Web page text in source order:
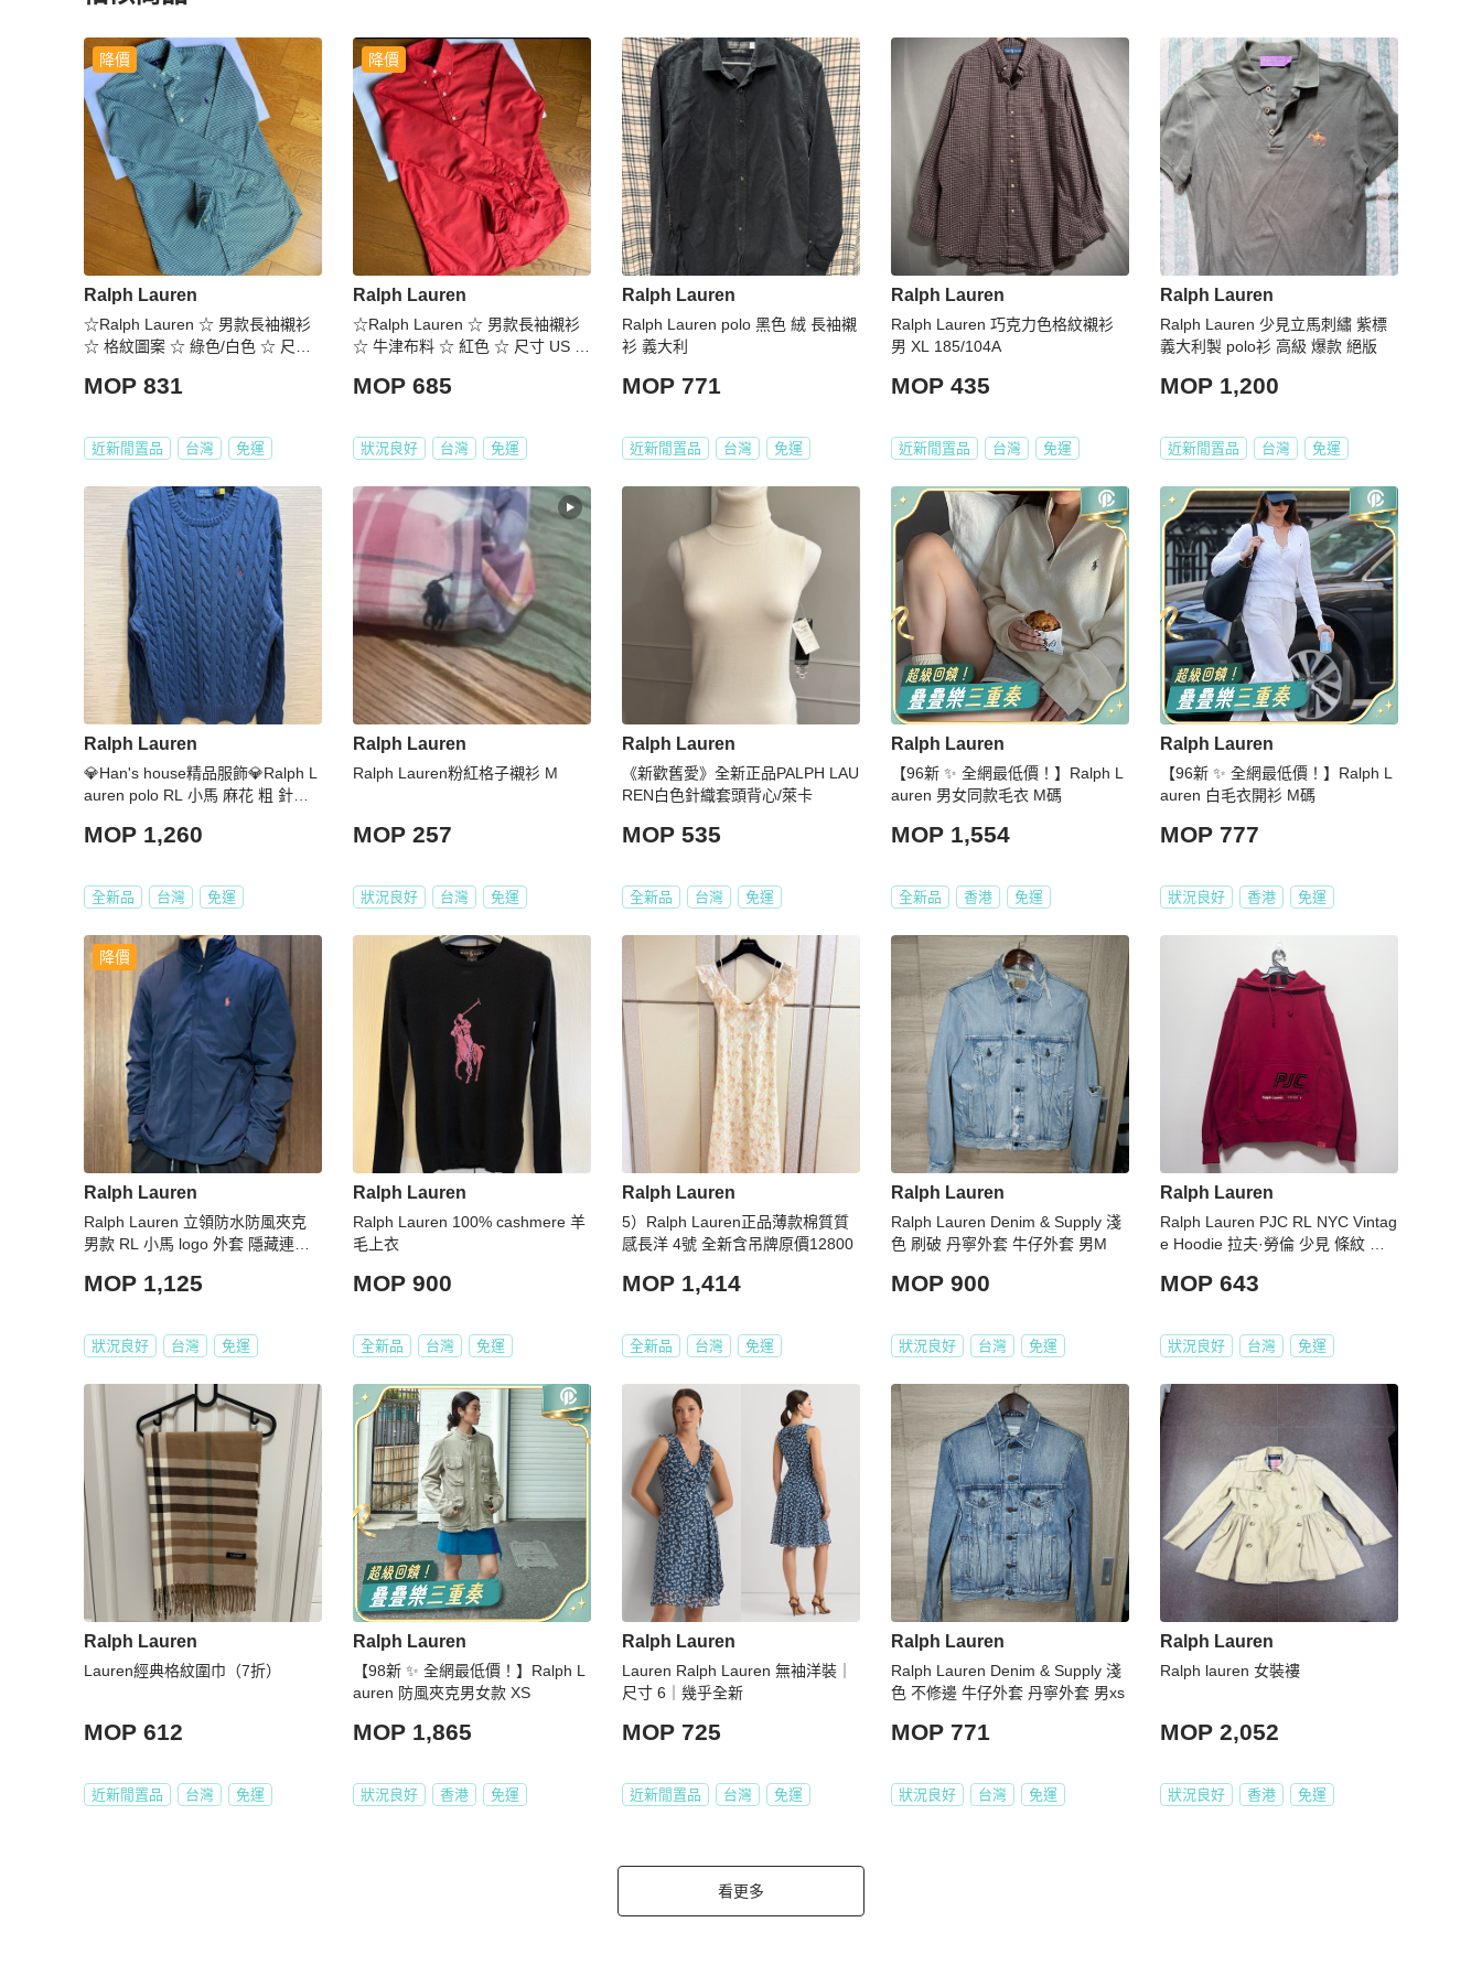
更多相似Polo Ralph Lauren男裝推薦精品
降價
Ralph Lauren
☆Ralph Lauren ☆ 男款長袖襯衫
☆ 格紋圖案 ☆ 綠色/白色 ☆ 尺寸
MOP 831
近新閒置品 台灣 免運
降價
Ralph Lauren
☆Ralph Lauren ☆ 男款長袖襯衫
☆ 牛津布料 ☆ 紅色 ☆ 尺寸 US X
MOP 685
狀況良好 台灣 免運
Ralph Lauren
Ralph Lauren polo 黑色 絨 長袖襯
衫 義大利
MOP 771
近新閒置品 台灣 免運
Ralph Lauren
Ralph Lauren 巧克力色格紋襯衫
男 XL 185/104A
MOP 435
近新閒置品 台灣 免運
Ralph Lauren
Ralph Lauren 少見立馬刺繡 紫標
義大利製 polo衫 高級 爆款 絕版
MOP 1,200
近新閒置品 台灣 免運
Ralph Lauren
💎Han's house精品服飾💎Ralph L
auren polo RL 小馬 麻花 粗 針織
MOP 1,260
全新品 台灣 免運
Ralph Lauren
Ralph Lauren粉紅格子襯衫 M
MOP 257
狀況良好 台灣 免運
Ralph Lauren
《新歡舊愛》全新正品PALPH LAU
REN白色針織套頭背心/萊卡
MOP 535
全新品 台灣 免運
Ralph Lauren
【96新 ✨ 全網最低價！】Ralph L
auren 男女同款毛衣 M碼
MOP 1,554
全新品 香港 免運
Ralph Lauren
【96新 ✨ 全網最低價！】Ralph L
auren 白毛衣開衫 M碼
MOP 777
狀況良好 香港 免運
降價
Ralph Lauren
Ralph Lauren 立領防水防風夾克
男款 RL 小馬 logo 外套 隱藏連帽
MOP 1,125
狀況良好 台灣 免運
Ralph Lauren
Ralph Lauren 100% cashmere 羊
毛上衣
MOP 900
全新品 台灣 免運
Ralph Lauren
5）Ralph Lauren正品薄款棉質質
感長洋 4號 全新含吊牌原價12800
MOP 1,414
全新品 台灣 免運
Ralph Lauren
Ralph Lauren Denim & Supply 淺
色 刷破 丹寧外套 牛仔外套 男M
MOP 900
狀況良好 台灣 免運
Ralph Lauren
Ralph Lauren PJC RL NYC Vintag
e Hoodie 拉夫·勞倫 少見 條紋 運
紐約 早期 老品
MOP 643
狀況良好 台灣 免運
Ralph Lauren
Lauren經典格紋圍巾（7折）
MOP 612
近新閒置品 台灣 免運
Ralph Lauren
【98新 ✨ 全網最低價！】Ralph L
auren 防風夾克男女款 XS
MOP 1,865
狀況良好 香港 免運
Ralph Lauren
Lauren Ralph Lauren 無袖洋裝｜
尺寸 6｜幾乎全新
MOP 725
近新閒置品 台灣 免運
Ralph Lauren
Ralph Lauren Denim & Supply 淺
色 不修邊 牛仔外套 丹寧外套 男xs
MOP 771
狀況良好 台灣 免運
Ralph Lauren
Ralph lauren 女裝褸
MOP 2,052
狀況良好 香港 免運
看更多